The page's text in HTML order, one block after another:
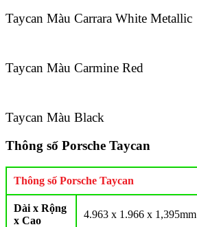
Taycan Màu Carrara White Metallic
Taycan Màu Carmine Red
Taycan Màu Black
Thông số Porsche Taycan
Thông số Porsche Taycan
Dài x Rộng
x Cao
4.963 x 1.966 x 1,395mm